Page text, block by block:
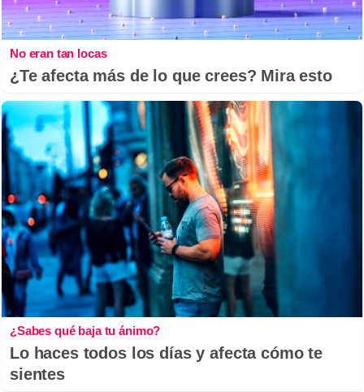
No eran tan locas
¿Te afecta más de lo que crees? Mira esto
¿Sabes qué baja tu ánimo?
Lo haces todos los días y afecta cómo te
sientes